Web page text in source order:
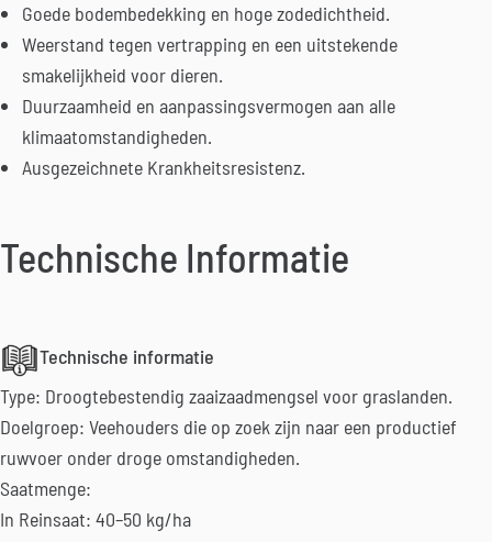
Goede bodembedekking en hoge zodedichtheid.
Weerstand tegen vertrapping en een uitstekende
smakelijkheid voor dieren.
Duurzaamheid en aanpassingsvermogen aan alle
klimaatomstandigheden.
Ausgezeichnete Krankheitsresistenz.
Technische Informatie
Technische informatie
Type: Droogtebestendig zaaizaadmengsel voor graslanden.
Doelgroep: Veehouders die op zoek zijn naar een productief
ruwvoer onder droge omstandigheden.
Saatmenge:
In Reinsaat: 40–50 kg/ha